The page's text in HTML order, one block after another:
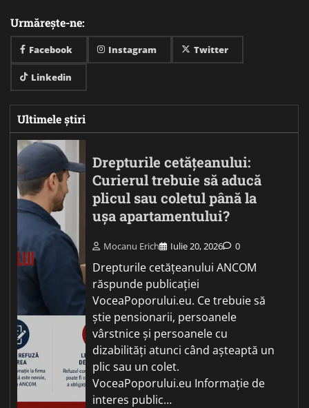
Urmărește-ne:
Facebook Instagram Twitter
Linkedin
Ultimele știri
Drepturile cetățeanului:
Curierul trebuie să aducă
plicul sau coletul până la
ușa apartamentului?
Mocanu Erich Iulie 20, 2026 0
Drepturile cetățeanului ANCOM
răspunde publicației
VoceaPoporului.eu. Ce trebuie să
știe pensionarii, persoanele
vârstnice și persoanele cu
dizabilități atunci când așteaptă un
plic sau un colet.
VoceaPoporului.eu Informație de
interes public…